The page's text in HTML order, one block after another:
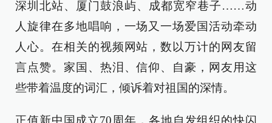
深圳北站、厦门鼓浪屿、成都宽窄巷子……动
人旋律在多地唱响，一场又一场爱国活动牵动
人心。在相关的视频网站，数以万计的网友留
言点赞。家国、热泪、信仰、自豪，网友用这
些带着温度的词汇，倾诉着对祖国的深情。
正值新中国成立70周年，各地自发组织的快闪